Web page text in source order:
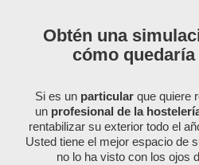
Obtén una
cómo
Si es un particular que quiere
un profesional de la
rentabilizar su exterior todo el
Usted tiene el mejor espacio de
no lo ha visto con los ojos